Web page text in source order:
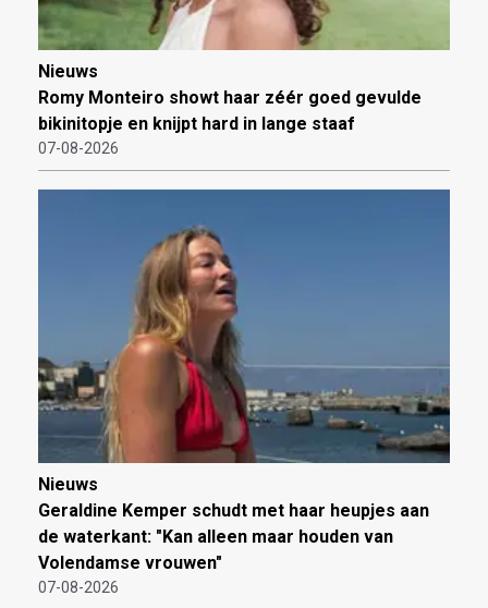
Nieuws
Romy Monteiro showt haar zéér goed gevulde
bikinitopje en knijpt hard in lange staaf
07-08-2026
Nieuws
Geraldine Kemper schudt met haar heupjes aan
de waterkant: "Kan alleen maar houden van
Volendamse vrouwen"
07-08-2026